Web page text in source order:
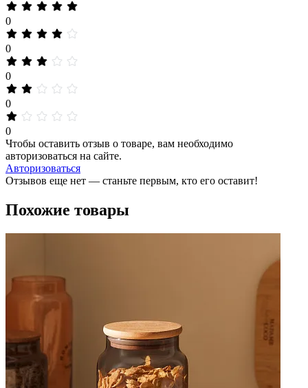
0
0
0
0
0
Чтобы оставить отзыв о товаре, вам необходимо
авторизоваться на сайте.
Авторизоваться
Отзывов еще нет — станьте первым, кто его оставит!
Похожие товары